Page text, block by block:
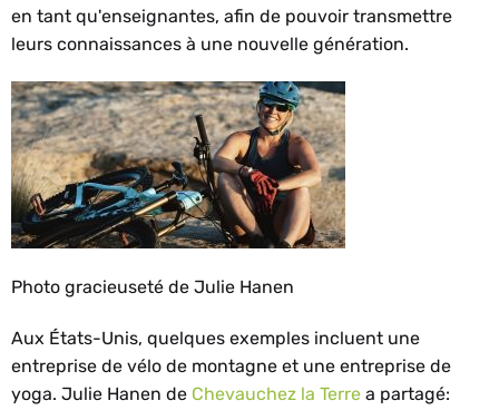
en tant qu'enseignantes, afin de pouvoir transmettre
leurs connaissances à une nouvelle génération.
Photo gracieuseté de Julie Hanen
Aux États-Unis, quelques exemples incluent une
entreprise de vélo de montagne et une entreprise de
yoga. Julie Hanen de Chevauchez la Terre a partagé: